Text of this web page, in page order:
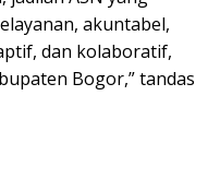
akuntabel,
dan kolaboratif,
Bogor,” tandas